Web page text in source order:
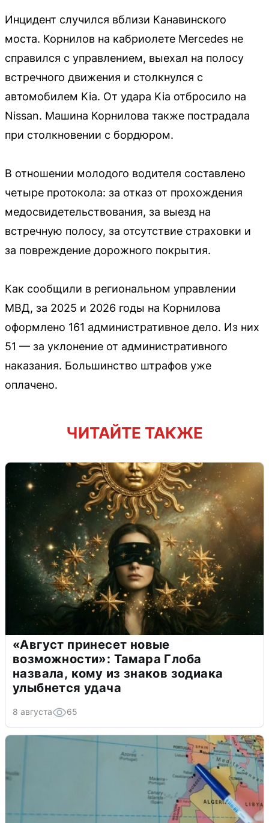
Инцидент случился вблизи Канавинского
моста. Корнилов на кабриолете Mercedes не
справился с управлением, выехал на полосу
встречного движения и столкнулся с
автомобилем Kia. От удара Kia отбросило на
Nissan. Машина Корнилова также пострадала
при столкновении с бордюром.
В отношении молодого водителя составлено
четыре протокола: за отказ от прохождения
медосвидетельствования, за выезд на
встречную полосу, за отсутствие страховки и
за повреждение дорожного покрытия.
Как сообщили в региональном управлении
МВД, за 2025 и 2026 годы на Корнилова
оформлено 161 административное дело. Из них
51 — за уклонение от административного
наказания. Большинство штрафов уже
оплачено.
ЧИТАЙТЕ ТАКЖЕ
«Август принесет новые
возможности»: Тамара Глоба
назвала, кому из знаков зодиака
улыбнется удача
8 августа 65